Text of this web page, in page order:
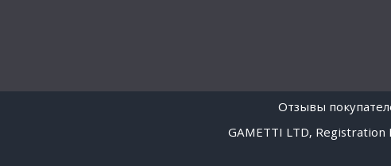
Отзывы
GAMETTI LTD, Registration